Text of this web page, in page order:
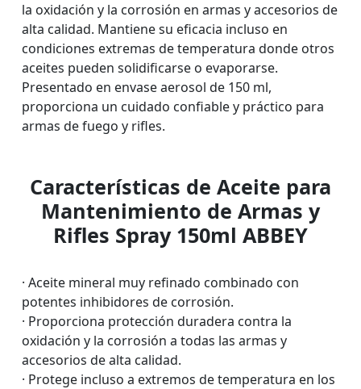
la oxidación y la corrosión en armas y accesorios de
alta calidad. Mantiene su eficacia incluso en
condiciones extremas de temperatura donde otros
aceites pueden solidificarse o evaporarse.
Presentado en envase aerosol de 150 ml,
proporciona un cuidado confiable y práctico para
armas de fuego y rifles.
Características de Aceite para
Mantenimiento de Armas y
Rifles Spray 150ml ABBEY
· Aceite mineral muy refinado combinado con
potentes inhibidores de corrosión.
· Proporciona protección duradera contra la
oxidación y la corrosión a todas las armas y
accesorios de alta calidad.
· Protege incluso a extremos de temperatura en los